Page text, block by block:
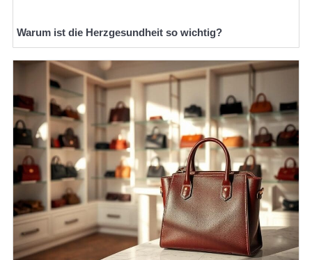
Warum ist die Herzgesundheit so wichtig?